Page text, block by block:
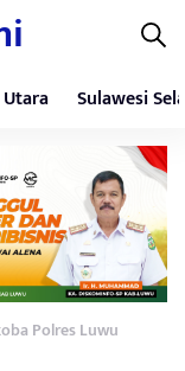
Sulawesi
Polres Luwu